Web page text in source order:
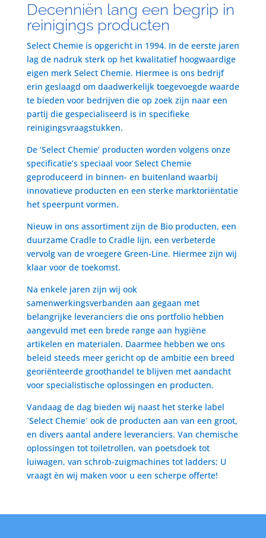
Decenniën lang een begrip in
reinigings producten
Select Chemie is opgericht in 1994. In de eerste jaren
lag de nadruk sterk op het kwalitatief hoogwaardige
eigen merk Select Chemie. Hiermee is ons bedrijf
erin geslaagd om daadwerkelijk toegevoegde waarde
te bieden voor bedrijven die op zoek zijn naar een
partij die gespecialiseerd is in specifieke
reinigingsvraagstukken.
De ‘Select Chemie’ producten worden volgens onze
specificatie’s speciaal voor Select Chemie
geproduceerd in binnen- en buitenland waarbij
innovatieve producten en een sterke marktoriëntatie
het speerpunt vormen.
Nieuw in ons assortiment zijn de Bio producten, een
duurzame Cradle to Cradle lijn, een verbeterde
vervolg van de vroegere Green-Line. Hiermee zijn wij
klaar voor de toekomst.
Na enkele jaren zijn wij ook
samenwerkingsverbanden aan gegaan met
belangrijke leveranciers die ons portfolio hebben
aangevuld met een brede range aan hygiëne
artikelen en materialen. Daarmee hebben we ons
beleid steeds meer gericht op de ambitie een breed
georiënteerde groothandel te blijven met aandacht
voor specialistische oplossingen en producten.
Vandaag de dag bieden wij naast het sterke label
´Select Chemie´ ook de producten aan van een groot,
en divers aantal andere leveranciers. Van chemische
oplossingen tot toiletrollen, van poetsdoek tot
luiwagen, van schrob-zuigmachines tot ladders; U
vraagt èn wij maken voor u een scherpe offerte!